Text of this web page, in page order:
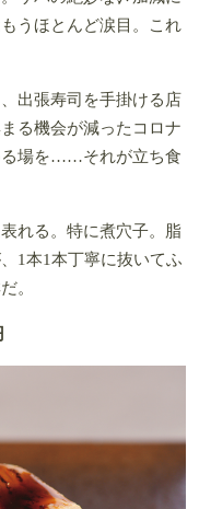
うほとんど涙目。これ
出張寿司を手掛ける店
る機会が減ったコロナ
る場を……それが立ち食
れる。特に煮穴子。脂
1本1本丁寧に抜いてふ
。